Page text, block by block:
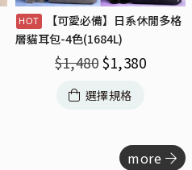
【可愛必備】日系休閒多格
層貓耳包-4色(1684L)
$1,480 $1,380
選擇規格
more